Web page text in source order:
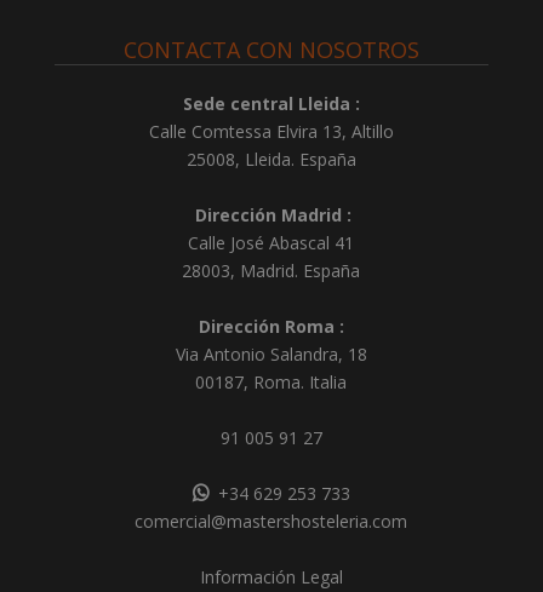
CONTACTA CON NOSOTROS
Sede central Lleida :
Calle Comtessa Elvira 13, Altillo
25008, Lleida. España
Dirección Madrid :
Calle José Abascal 41
28003, Madrid. España
Dirección Roma :
Via Antonio Salandra, 18
00187, Roma. Italia
91 005 91 27
+34 629 253 733
comercial@mastershosteleria.com
Información Legal